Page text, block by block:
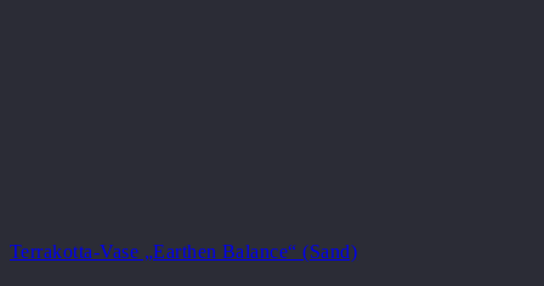
Terrakotta-Vase „Earthen Balance“ (Sand)